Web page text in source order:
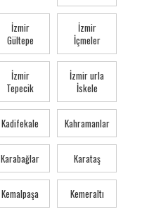
İzmir
Gültepe
İzmir
İçmeler
İzmir
Tepecik
İzmir urla
İskele
Kadifekale Kahramanlar
Karabağlar Karataş
Kemalpaşa Kemeraltı